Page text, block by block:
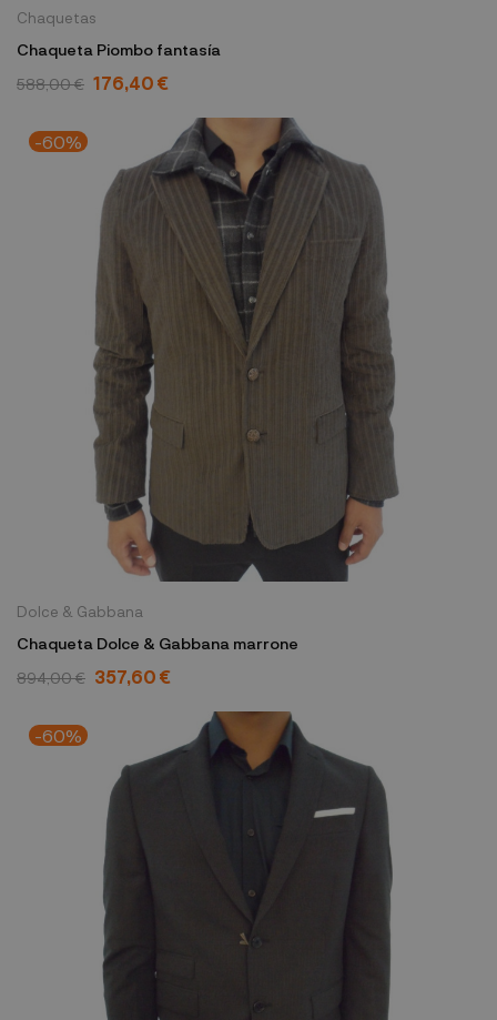
Chaquetas
Chaqueta Piombo fantasía
588,00 € 176,40 €
-60%
Dolce & Gabbana
Chaqueta Dolce & Gabbana marrone
894,00 € 357,60 €
-60%